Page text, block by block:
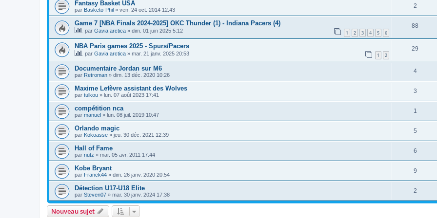
Fantasy Basket USA
par Basketo-Phil » ven. 24 oct. 2014 12:43
2
Game 7 [NBA Finals 2024-2025] OKC Thunder (1) - Indiana Pacers (4)
par Gavia arctica » dim. 01 juin 2025 5:12 1 2 3 4 5 6
88
NBA Paris games 2025 - Spurs/Pacers
par Gavia arctica » mar. 21 janv. 2025 20:53 1 2
29
Documentaire Jordan sur M6
par Retroman » dim. 13 déc. 2020 10:26
4
Maxime Lefèvre assistant des Wolves
par tulkou » lun. 07 août 2023 17:41
3
compétition nca
par manuel » lun. 08 juil. 2019 10:47
1
Orlando magic
par Kokoasse » jeu. 30 déc. 2021 12:39
5
Hall of Fame
par nutz » mar. 05 avr. 2011 17:44
6
Kobe Bryant
par Franck44 » dim. 26 janv. 2020 20:54
9
Détection U17-U18 Elite
par Steven07 » mar. 30 janv. 2024 17:38
2
Nouveau sujet